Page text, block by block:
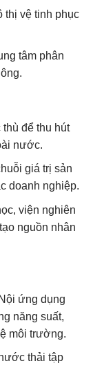
thị vệ tinh phục
tâm phân
để thu hút
nước.
giá trị sản
doanh nghiệp.
viện nghiên
nguồn nhân
ứng dụng
năng suất,
môi trường.
thải tập